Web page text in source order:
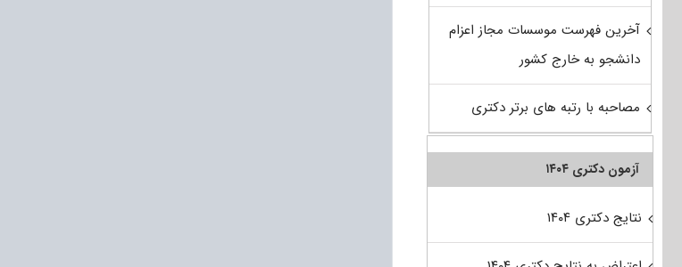
آخرین فهرست موسسات مجاز اعزام
دانشجو به خارج کشور
مصاحبه با رتبه های برتر دکتری
آزمون دکتری ۱۴۰۴
نتایج دکتری ۱۴۰۴